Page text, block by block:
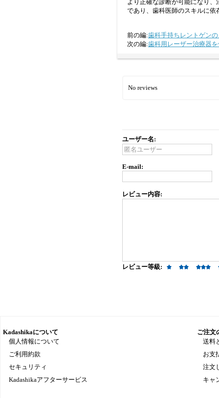
より正確な診断が可能になり
であり、歯科医師のスキルに依
前の編:歯科手持ちレントゲン
次の編:歯科用レーザー治療器
No reviews
ユーザー名:
E-mail:
レビュー内容:
レビュー等級:
Kadashikaについて
個人情報について
ご利用約款
セキュリティ
Kadashikaアフターサービス
ご注文
送料
お支
注文
キャ